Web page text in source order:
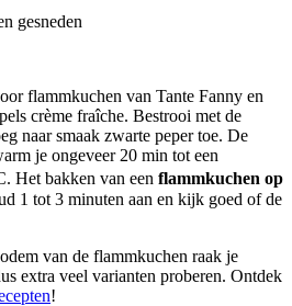
gesneden
flammkuchen van Tante Fanny en
crème fraîche. Bestrooi met de
naar smaak zwarte peper toe. De
je ongeveer 20 min tot een
Het bakken van een flammkuchen op
1 tot 3 minuten aan en kijk goed of de
van de flammkuchen raak je
extra veel varianten proberen. Ontdek
!